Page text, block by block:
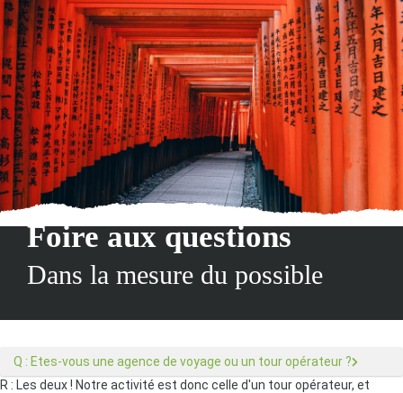
Foire aux questions
Dans la mesure du possible
Q : Etes-vous une agence de voyage ou un tour opérateur ?
R : Les deux ! Notre activité est donc celle d'un tour opérateur, et